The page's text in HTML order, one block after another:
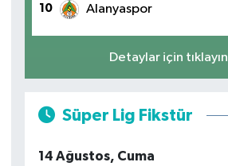
10 Alanyaspor
Detaylar için tıklayın
Süper Lig Fikstür
14 Ağustos, Cuma